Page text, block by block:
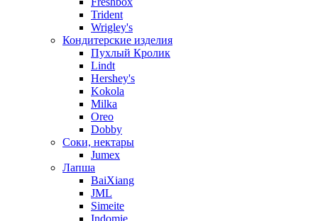
Trident
Wrigley's
Кондитерские изделия
Пухлый Кролик
Lindt
Hershey's
Kokola
Milka
Oreo
Dobby
Соки, нектары
Jumex
Лапша
BaiXiang
JML
Simeite
Indomie